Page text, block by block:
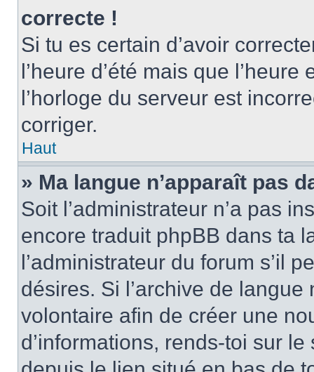
correcte !
Si tu es certain d’avoir
l’heure d’été mais que
l’horloge du serveur est
corriger.
Haut
» Ma langue n’apparaît pas
Soit l’administrateur n’a pas
encore traduit phpBB dans ta
l’administrateur du forum s’il
désires. Si l’archive de
volontaire afin de créer une
d’informations, rends-toi sur